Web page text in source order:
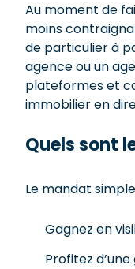
Au moment de
moins
de particulier à
agence ou un
plateformes et
immobilier en
Quels sont
Le mandat
Gagnez en
Profitez